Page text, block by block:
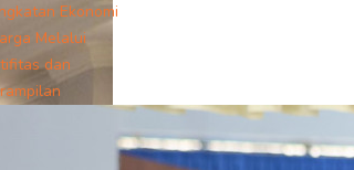
Ekonomi
Melalui
dan